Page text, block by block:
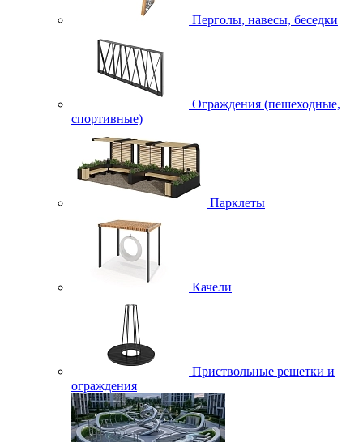
Перголы, навесы, беседки
Ограждения (пешеходные,
спортивные)
Парклеты
Качели
Приствольные решетки и
ограждения